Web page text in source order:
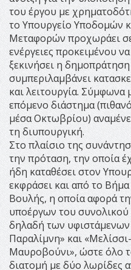
του έργου με
το Υπουργείο Υποδομών
Μεταφορών προχωράει σε
ενέργειες προκειμένου να
ξεκινήσει η
συμπεριλαμβάνει
και λειτουργία.
επόμενο διάστημα
μέσα Οκτωβρίου)
τη διυπουργική.
Στο πλαίσιο της
την πρόταση, την οποία
ήδη καταθέσει στον
εκφράσει και από το Βήμα
Βουλής, η οποία αφορά
υποέργων του συνολικού
δηλαδή των
Παραλίμνη» και «Μελίσσι-
Μαυροβούνι», ώστε όλο
διατομή με δύο λωρίδες